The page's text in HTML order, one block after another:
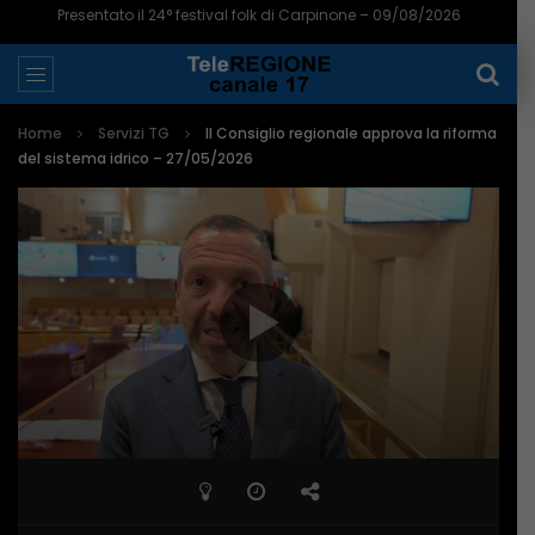
Home Servizi TG
Il Consiglio regionale approva la riforma
del sistema idrico – 27/05/2026